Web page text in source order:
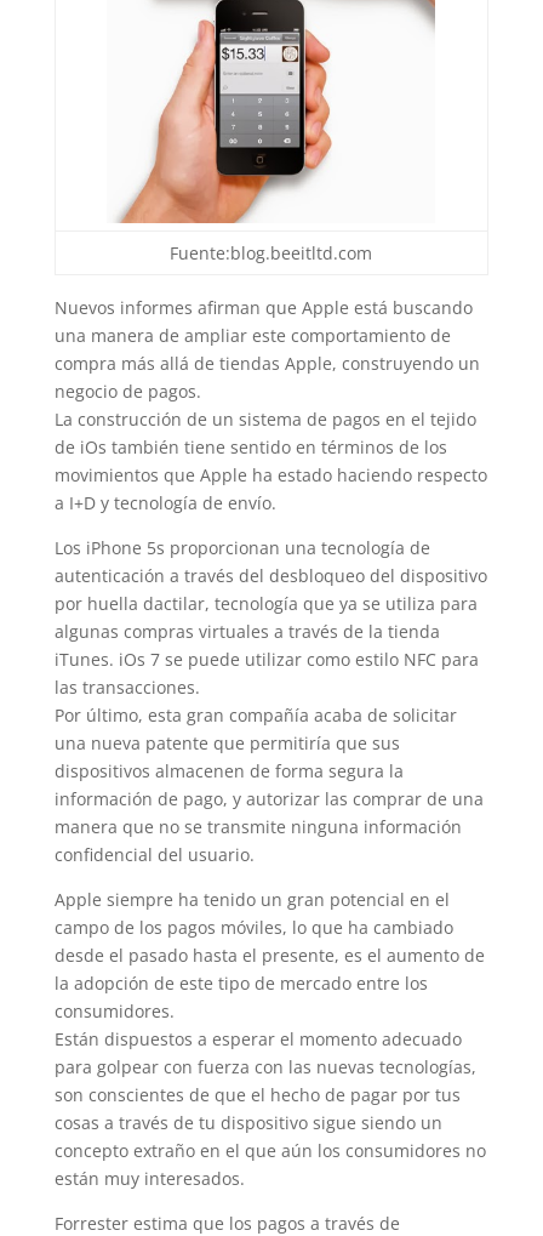
Fuente:blog.beeitltd.com
Nuevos informes afirman que Apple está buscando
una manera de ampliar este comportamiento de
compra más allá de tiendas Apple, construyendo un
negocio de pagos.
La construcción de un sistema de pagos en el tejido
de iOs también tiene sentido en términos de los
movimientos que Apple ha estado haciendo respecto
a I+D y tecnología de envío.
Los iPhone 5s proporcionan una tecnología de
autenticación a través del desbloqueo del dispositivo
por huella dactilar, tecnología que ya se utiliza para
algunas compras virtuales a través de la tienda
iTunes. iOs 7 se puede utilizar como estilo NFC para
las transacciones.
Por último, esta gran compañía acaba de solicitar
una nueva patente que permitiría que sus
dispositivos almacenen de forma segura la
información de pago, y autorizar las comprar de una
manera que no se transmite ninguna información
confidencial del usuario.
Apple siempre ha tenido un gran potencial en el
campo de los pagos móviles, lo que ha cambiado
desde el pasado hasta el presente, es el aumento de
la adopción de este tipo de mercado entre los
consumidores.
Están dispuestos a esperar el momento adecuado
para golpear con fuerza con las nuevas tecnologías,
son conscientes de que el hecho de pagar por tus
cosas a través de tu dispositivo sigue siendo un
concepto extraño en el que aún los consumidores no
están muy interesados.
Forrester estima que los pagos a través de